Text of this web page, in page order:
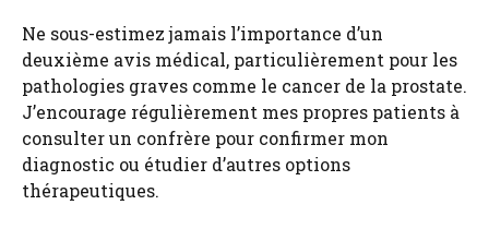
Ne sous-estimez jamais l’importance d’un
deuxième avis médical, particulièrement pour les
pathologies graves comme le cancer de la prostate.
J’encourage régulièrement mes propres patients à
consulter un confrère pour confirmer mon
diagnostic ou étudier d’autres options
thérapeutiques.